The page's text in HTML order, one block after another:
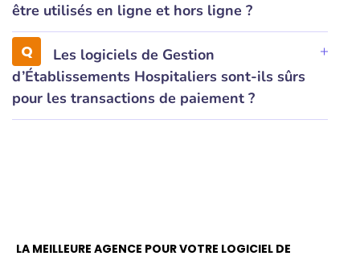
être utilisés en ligne et hors ligne ?
Les logiciels de Gestion
d’Établissements Hospitaliers sont-ils sûrs
pour les transactions de paiement ?
LA MEILLEURE AGENCE POUR VOTRE LOGICIEL DE